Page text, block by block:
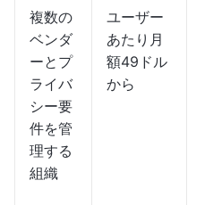
複数の
ベンダ
ーとプ
ライバ
シー要
件を管
理する
組織
ユーザー
あたり月
額49ドル
から